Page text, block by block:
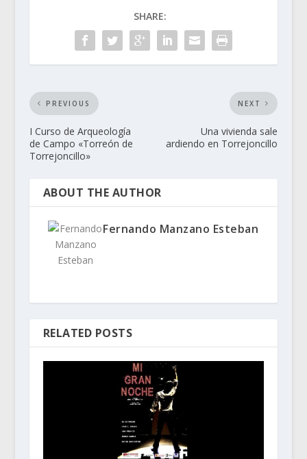
SHARE:
PREVIOUS
I Curso de Arqueología
de Campo «Torreón de
Torrejoncillo»
NEXT
Una vivienda sale
ardiendo en Torrejoncillo
ABOUT THE AUTHOR
Fernando Manzano Esteban
RELATED POSTS